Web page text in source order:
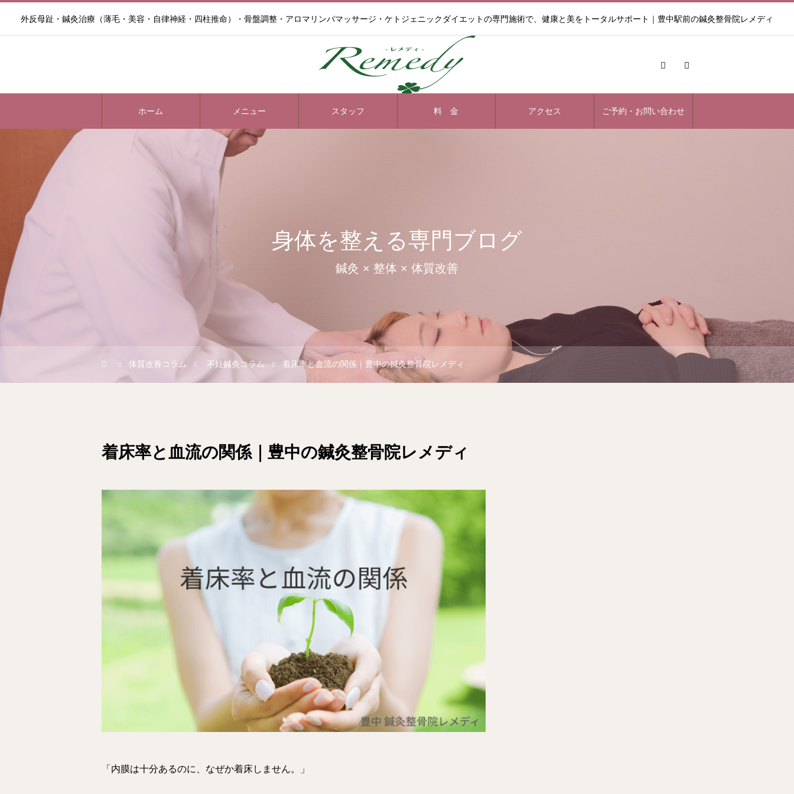
外反母趾・鍼灸治療（薄毛・美容・自律神経・四柱推命）・骨盤調整・アロマリンパマッサージ・ケトジェニックダイエットの専門施術で、健康と美をトータルサポート｜豊中駅前の鍼灸整骨院レメディ
ホーム メニュー スタッフ 料 金 アクセス ご予約・お問い合わせ
身体を整える専門ブログ
鍼灸 × 整体 × 体質改善
体質改善コラム 不妊鍼灸コラム 着床率と血流の関係｜豊中の鍼灸整骨院レメディ
着床率と血流の関係｜豊中の鍼灸整骨院レメディ
「内膜は十分あるのに、なぜか着床しません。」